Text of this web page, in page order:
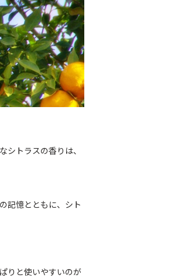
トラスの香りは、
記憶とともに、シト
りと使いやすいのが